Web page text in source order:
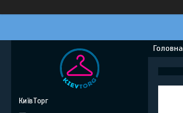
Головна
КиївТорг